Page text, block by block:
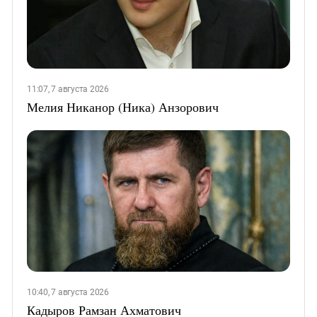
11:07, 7 августа 2026
Мелия Никанор (Ника) Анзорович
10:40, 7 августа 2026
Кадыров Рамзан Ахматович